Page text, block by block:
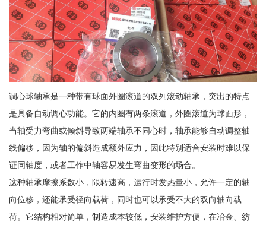
调心球轴承是一种带有球面外圈滚道的双列滚动轴承，突出的特点
是具备自动调心功能。它的内圈有两条滚道，外圈滚道为球面形，
当轴受力弯曲或倾斜导致两端轴承不同心时，轴承能够自动调整轴
线偏移，因为轴的偏斜造成额外应力，因此特别适合安装时难以保
证同轴度，或者工作中轴容易发生弯曲变形的场合。
这种轴承摩擦系数小，限转速高，运行时发热量小，允许一定的轴
向位移，还能承受径向载荷，同时也可以承受不大的双向轴向载
荷。它结构相对简单，制造成本较低，安装维护方便，在冶金、纺